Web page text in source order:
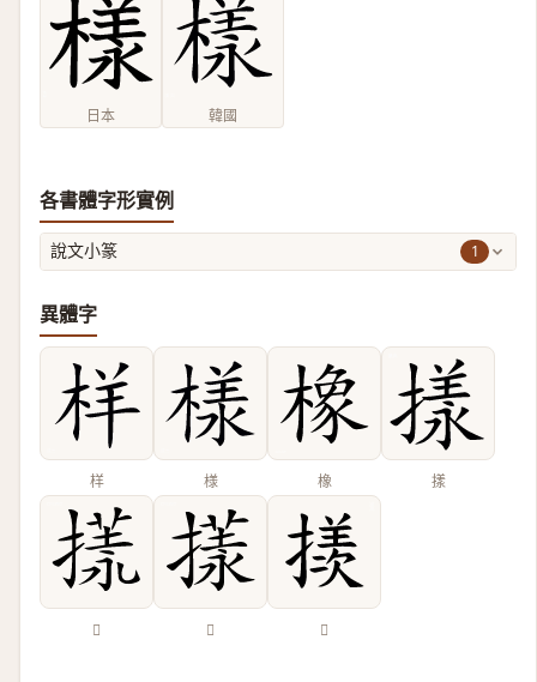
日本 韓國
各書體字形實例
說文小篆 1
異體字
样 様 橡 㨾
𢳌 𢵇 𪮲